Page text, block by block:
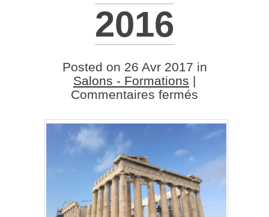
2016
Posted on 26 Avr 2017 in
Salons - Formations |
Commentaires fermés
Bar
Show
Athènes
–
Novembre
2016